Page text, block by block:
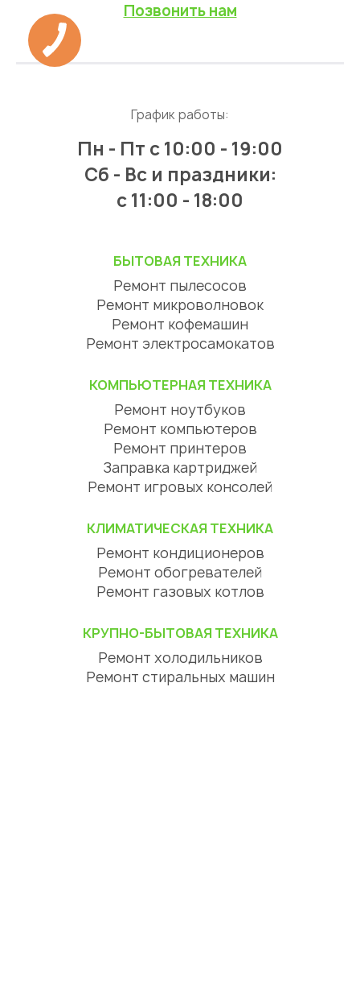
Позвонить нам
График работы:
Пн - Пт с 10:00 - 19:00
Сб - Вс и праздники:
c 11:00 - 18:00
БЫТОВАЯ ТЕХНИКА
Ремонт пылесосов
Ремонт микроволновок
Ремонт кофемашин
Ремонт электросамокатов
КОМПЬЮТЕРНАЯ ТЕХНИКА
Ремонт ноутбуков
Ремонт компьютеров
Ремонт принтеров
Заправка картриджей
Ремонт игровых консолей
КЛИМАТИЧЕСКАЯ ТЕХНИКА
Ремонт кондиционеров
Ремонт обогревателей
Ремонт газовых котлов
КРУПНО-БЫТОВАЯ ТЕХНИКА
Ремонт холодильников
Ремонт стиральных машин